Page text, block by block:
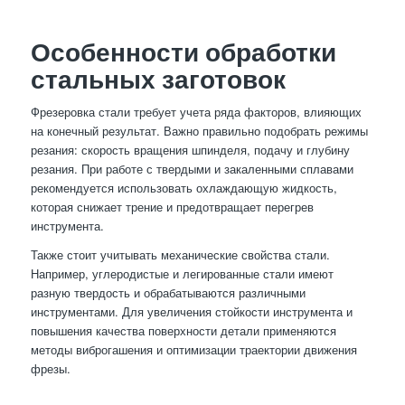
Особенности обработки
стальных заготовок
Фрезеровка стали требует учета ряда факторов, влияющих
на конечный результат. Важно правильно подобрать режимы
резания: скорость вращения шпинделя, подачу и глубину
резания. При работе с твердыми и закаленными сплавами
рекомендуется использовать охлаждающую жидкость,
которая снижает трение и предотвращает перегрев
инструмента.
Также стоит учитывать механические свойства стали.
Например, углеродистые и легированные стали имеют
разную твердость и обрабатываются различными
инструментами. Для увеличения стойкости инструмента и
повышения качества поверхности детали применяются
методы виброгашения и оптимизации траектории движения
фрезы.